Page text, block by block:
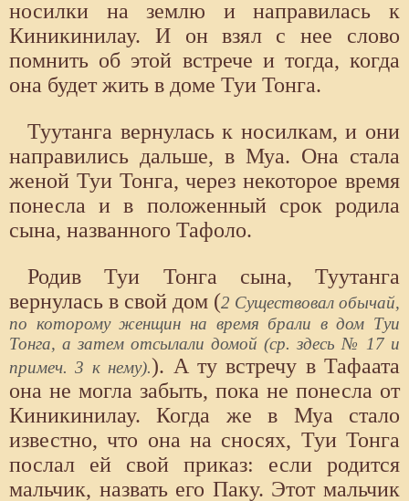
носилки на землю и направилась к
Киникинилау. И он взял с нее слово
помнить об этой встрече и тогда, когда
она будет жить в доме Туи Тонга.
Туутанга вернулась к носилкам, и они
направились дальше, в Муа. Она стала
женой Туи Тонга, через некоторое время
понесла и в положенный срок родила
сына, названного Тафоло.
Родив Туи Тонга сына, Туутанга
вернулась в свой дом (2 Существовал обычай,
по которому женщин на время брали в дом Туи
Тонга, а затем отсылали домой (ср. здесь № 17 и
примеч. 3 к нему).). А ту встречу в Тафаата
она не могла забыть, пока не понесла от
Киникинилау. Когда же в Муа стало
известно, что она на сносях, Туи Тонга
послал ей свой приказ: если родится
мальчик, назвать его Паку. Этот мальчик